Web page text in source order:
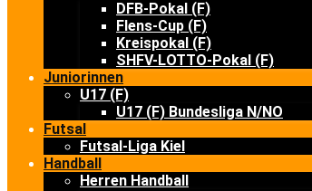
DFB-Pokal (F)
Flens-Cup (F)
Kreispokal (F)
SHFV-LOTTO-Pokal (F)
Juniorinnen
U17 (F)
U17 (F) Bundesliga N/NO
Futsal
Futsal-Liga Kiel
Handball
Herren Handball